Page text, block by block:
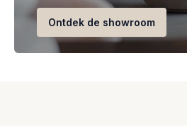
Ontdek de showroom